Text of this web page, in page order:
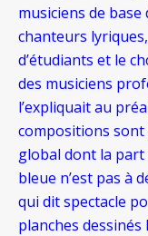
musiciens de
chanteurs
d’étudiants et le
des musiciens
l’expliquait au
compositions sont
global dont la part
bleue n’est pas à
qui dit spectacle
planches